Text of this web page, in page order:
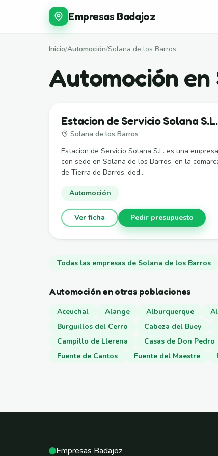
Empresas Badajoz
Inicio/Automoción/Solana de los Barros
Automoción en
Estacion de Servicio Solana S.L.
Solana de los Barros
Estacion de Servicio Solana S.L. es una empresa
con sede en Solana de los Barros, en la
de Tierra de Barros, ded...
Automoción
Ver ficha Pedir presupuesto
Todas las empresas de Solana de los Barros
Automoción en otras poblaciones
Aceuchal Alange Alburquerque
Burguillos del Cerro
Cabeza del Buey
Campillo de Llerena
Casas de Don Pedro
Fuente de Cantos
Fuente del Maestre
Empresas Badajoz